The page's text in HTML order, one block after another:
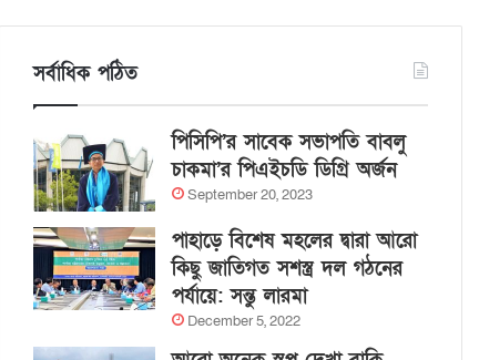
সর্বাধিক পঠিত
পিসিপি’র সাবেক সভাপতি বাবলু
চাকমা’র পিএইচডি ডিগ্রি অর্জন
September 20, 2023
পাহাড়ে বিশেষ মহলের দ্বারা আরো
কিছু জাতিগত সশস্ত্র দল গঠনের
পর্যায়ে: সন্তু লারমা
December 5, 2022